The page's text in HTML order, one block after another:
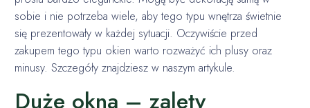
sobie i nie potrzeba wiele, aby tego typu wnętrza świetnie
się prezentowały w każdej sytuacji. Oczywiście przed
zakupem tego typu okien warto rozważyć ich plusy oraz
minusy. Szczegóły znajdziesz w naszym artykule.
Duże okna – zalety